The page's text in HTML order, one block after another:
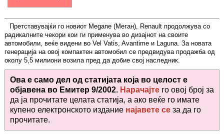
Претставувајќи го новиот Megane (Меган), Renault продолжува со
радикалните чекори кои ги применува во дизајнот на своите
автомобили, веќе видени во Vel Vatis, Avantime и Laguna. За новата
генерација на овој компактен автомобил се предвидува продажба од
околу 5,5 милиони возила пред да добие свој наследник.
Ова е само дел од статијата која во целост е
објавена во Емитер 9/2002. Нарачајте го овој број за
да ја прочитате целата статија, а ако веќе го имате
купено електронското издание најавете се за да го
прочитате.